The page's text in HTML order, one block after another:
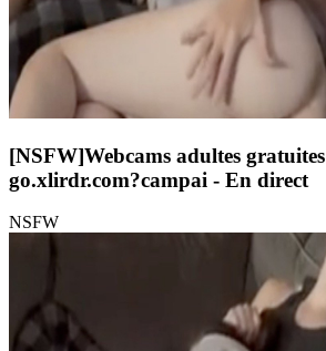
[NSFW]Webcams adultes gratuites
go.xlirdr.com?campai - En direct
NSFW